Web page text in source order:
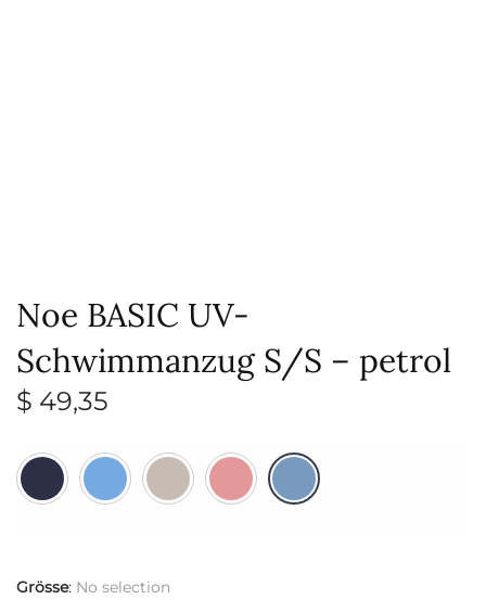
Noe BASIC UV-
Schwimmanzug S/S – petrol
$ 49,35
Grösse: No selection